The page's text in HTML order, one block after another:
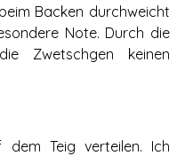
Backen durchweicht
Note. Durch die
Zwetschgen keinen
dem Teig verteilen. Ich